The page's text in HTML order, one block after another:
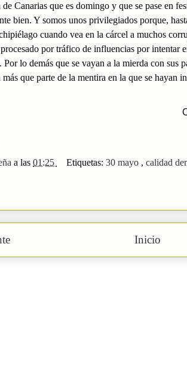
de Canarias que es domingo y que se pase en
bien. Y somos unos privilegiados porque,
cuando vea en la cárcel a muchos
por tráfico de influencias por intentar
lo demás que se vayan a la mierda con sus
que parte de la mentira en la que se hayan
a las 01:25 Etiquetas: 30 mayo , calidad
Inicio